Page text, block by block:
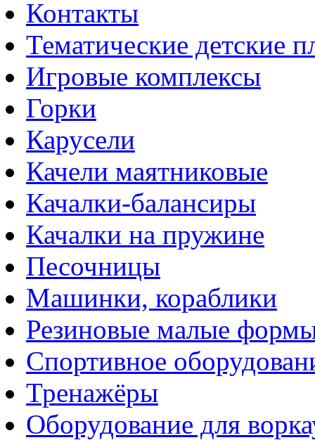
Контакты
Тематические детские
Игровые комплексы
Горки
Карусели
Качели маятниковые
Качалки-балансиры
Качалки на пружине
Песочницы
Машинки, кораблики
Резиновые малые
Спортивное
Тренажёры
Оборудование для